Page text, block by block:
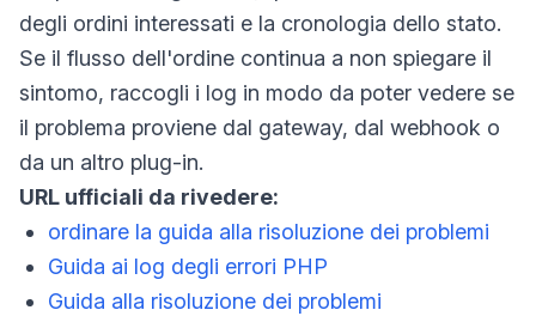
degli ordini interessati e la cronologia dello stato.
Se il flusso dell'ordine continua a non spiegare il
sintomo, raccogli i log in modo da poter vedere se
il problema proviene dal gateway, dal webhook o
da un altro plug-in.
URL ufficiali da rivedere:
ordinare la guida alla risoluzione dei problemi
Guida ai log degli errori PHP
Guida alla risoluzione dei problemi